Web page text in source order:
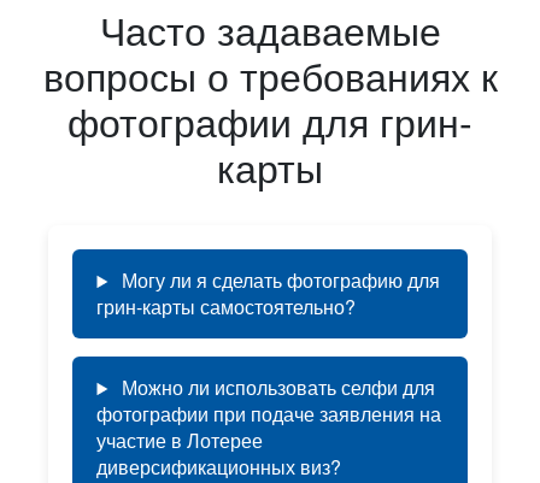
Часто задаваемые
вопросы о требованиях к
фотографии для грин-
карты
Могу ли я сделать фотографию для
грин-карты самостоятельно?
Можно ли использовать селфи для
фотографии при подаче заявления на
участие в Лотерее
диверсификационных виз?